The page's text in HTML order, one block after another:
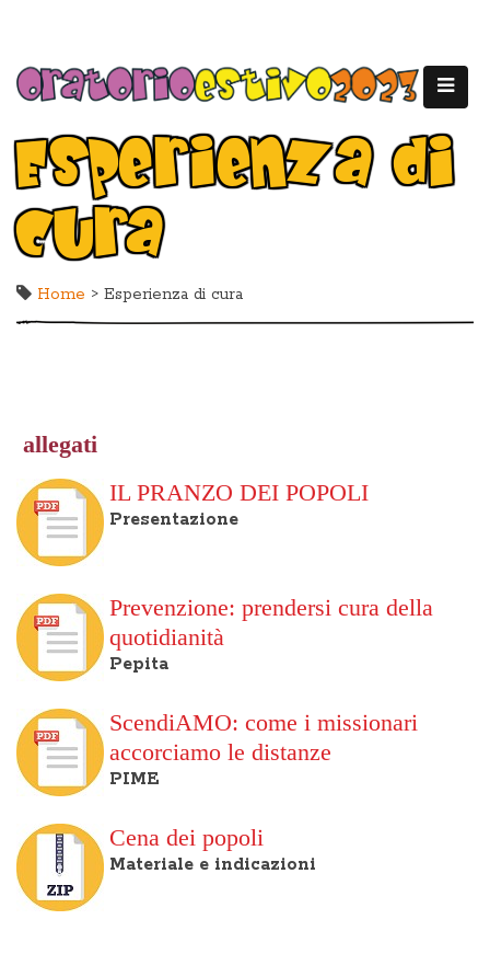
Esperienza di
cura
Home > Esperienza di cura
allegati
IL PRANZO DEI POPOLI
Presentazione
Prevenzione: prendersi cura della
quotidianità
Pepita
ScendiAMO: come i missionari
accorciamo le distanze
PIME
Cena dei popoli
Materiale e indicazioni